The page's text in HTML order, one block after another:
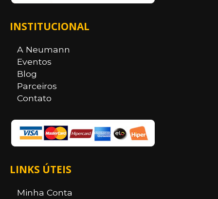
INSTITUCIONAL
A Neumann
Eventos
Blog
Parceiros
Contato
LINKS ÚTEIS
Minha Conta